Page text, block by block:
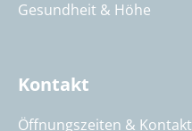
Gesundheit & Höhe
Kontakt
Öffnungszeiten & Kontakt